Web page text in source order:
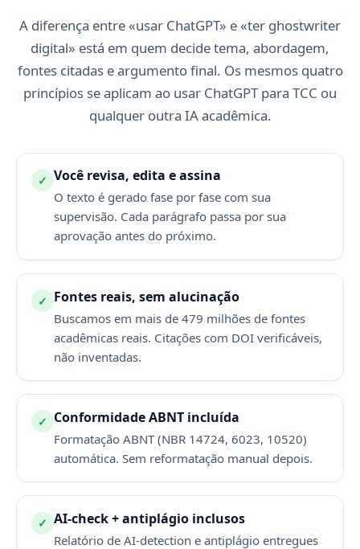
A diferença entre «usar ChatGPT» e «ter ghostwriter
digital» está em quem decide tema, abordagem,
fontes citadas e argumento final. Os mesmos quatro
princípios se aplicam ao usar ChatGPT para TCC ou
qualquer outra IA acadêmica.
✓ Você revisa, edita e assina
O texto é gerado fase por fase com sua
supervisão. Cada parágrafo passa por sua
aprovação antes do próximo.
✓ Fontes reais, sem alucinação
Buscamos em mais de 479 milhões de fontes
acadêmicas reais. Citações com DOI verificáveis,
não inventadas.
✓ Conformidade ABNT incluída
Formatação ABNT (NBR 14724, 6023, 10520)
automática. Sem reformatação manual depois.
✓ AI-check + antiplágio inclusos
Relatório de AI-detection e antiplágio entregues